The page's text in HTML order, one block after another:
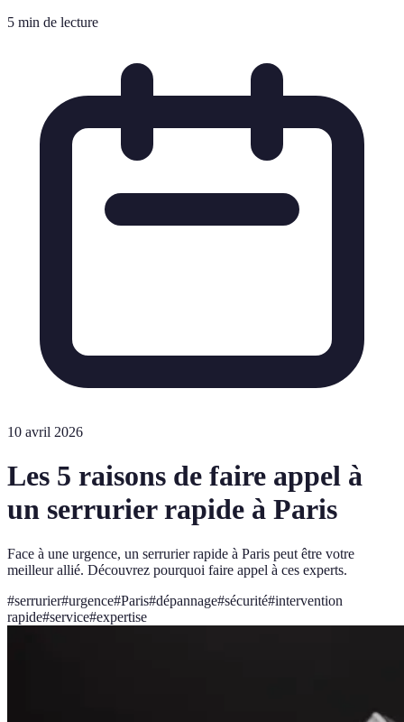
5 min de lecture
10 avril 2026
Les 5 raisons de faire appel à
un serrurier rapide à Paris
Face à une urgence, un serrurier rapide à Paris peut être votre
meilleur allié. Découvrez pourquoi faire appel à ces experts.
#serrurier#urgence#Paris#dépannage#sécurité#intervention
rapide#service#expertise